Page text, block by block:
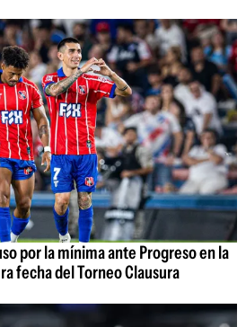
por la mínima ante Progreso en la
fecha del Torneo Clausura